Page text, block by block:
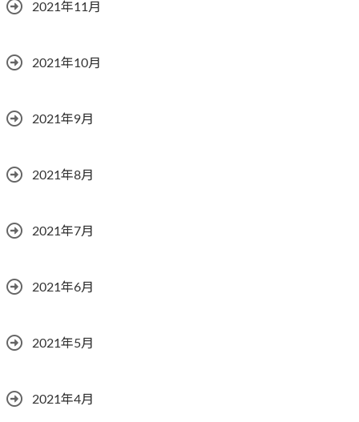
2021年11月
2021年10月
2021年9月
2021年8月
2021年7月
2021年6月
2021年5月
2021年4月